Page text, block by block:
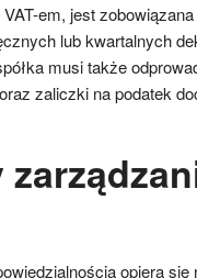
em, jest
lub kwartalnych
musi także
zaliczki na podatek
opiera się